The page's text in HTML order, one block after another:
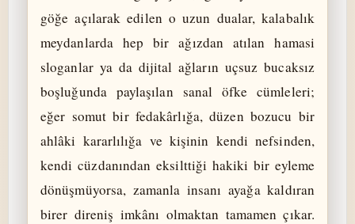
göğe açılarak edilen o uzun dualar, kalabalık
meydanlarda hep bir ağızdan atılan hamasi
sloganlar ya da dijital ağların uçsuz bucaksız
boşluğunda paylaşılan sanal öfke cümleleri;
eğer somut bir fedakârlığa, düzen bozucu bir
ahlâki kararlılığa ve kişinin kendi nefsinden,
kendi cüzdanından eksilttiği hakiki bir eyleme
dönüşmüyorsa, zamanla insanı ayağa kaldıran
birer direniş imkânı olmaktan tamamen çıkar.